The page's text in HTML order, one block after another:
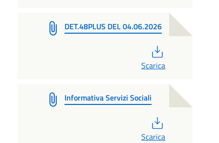
DET.48PLUS DEL 04.06.2026
Scarica
Informativa Servizi Sociali
Scarica